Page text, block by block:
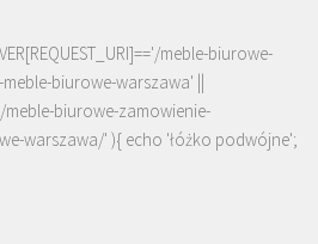
meble-biurowe-
biurowe-warszawa' ||
meble-biurowe-zamowienie-
warszawa/' ){ echo 'łóżko podwójne';